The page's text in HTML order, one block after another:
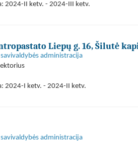
2024-II ketv. - 2024-III ketv.
Liepų g. 16, Šilutė
administracija
2024-I ketv. - 2024-II ketv.
administracija